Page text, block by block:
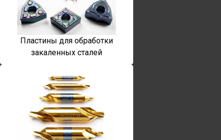
Пластины для обработки
закаленных сталей